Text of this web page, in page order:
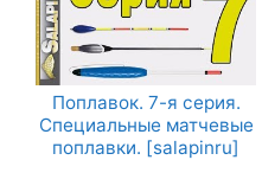
Поплавок. 7-я серия.
Специальные матчевые
поплавки. [salapinru]